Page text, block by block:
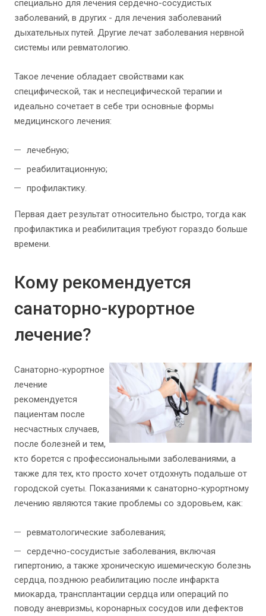
специально для лечения сердечно-сосудистых
заболеваний, в других - для лечения заболеваний
дыхательных путей. Другие лечат заболевания нервной
системы или ревматологию.
Такое лечение обладает свойствами как
специфической, так и неспецифической терапии и
идеально сочетает в себе три основные формы
медицинского лечения:
лечебную;
реабилитационную;
профилактику.
Первая дает результат относительно быстро, тогда как
профилактика и реабилитация требуют гораздо больше
времени.
Кому рекомендуется
санаторно-курортное
лечение?
Санаторно-курортное
лечение
рекомендуется
пациентам после
несчастных случаев,
после болезней и тем,
кто борется с профессиональными заболеваниями, а
также для тех, кто просто хочет отдохнуть подальше от
городской суеты. Показаниями к санаторно-курортному
лечению являются такие проблемы со здоровьем, как:
ревматологические заболевания;
сердечно-сосудистые заболевания, включая
гипертонию, а также хроническую ишемическую болезнь
сердца, позднюю реабилитацию после инфаркта
миокарда, трансплантации сердца или операций по
поводу аневризмы, коронарных сосудов или дефектов